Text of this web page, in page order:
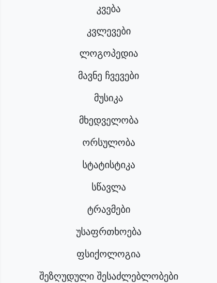
კვება
კვლევები
ლოგოპედია
მავნე ჩვევები
მუსიკა
მხედველობა
ორსულობა
სტატისტიკა
სწავლა
ტრავმები
უსაფრთხოება
ფსიქოლოგია
შეზღუდული შესაძლებლობები